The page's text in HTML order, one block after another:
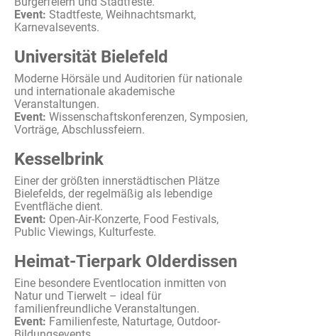
Event: Stadtfeste, Weihnachtsmarkt,
Karnevalsevents.
Universität Bielefeld
Moderne Hörsäle und Auditorien für nationale
und internationale akademische
Veranstaltungen.
Event: Wissenschaftskonferenzen, Symposien,
Vorträge, Abschlussfeiern.
Kesselbrink
Einer der größten innerstädtischen Plätze
Bielefelds, der regelmäßig als lebendige
Eventfläche dient.
Event: Open-Air-Konzerte, Food Festivals,
Public Viewings, Kulturfeste.
Heimat-Tierpark Olderdissen
Eine besondere Eventlocation inmitten von
Natur und Tierwelt – ideal für
familienfreundliche Veranstaltungen.
Event: Familienfeste, Naturtage, Outdoor-